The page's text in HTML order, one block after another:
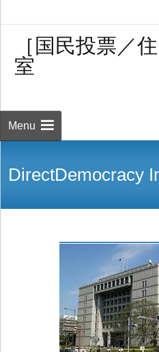
［国民投票／
Menu
DirectDemocracy